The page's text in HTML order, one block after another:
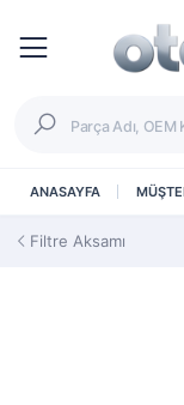
ANASAYFA
Filtre Aksamı